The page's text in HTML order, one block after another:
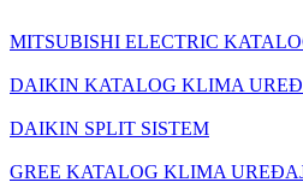
MITSUBISHI ELECTRIC
DAIKIN KATALOG KLIMA
DAIKIN SPLIT SISTEM
GREE KATALOG KLIMA